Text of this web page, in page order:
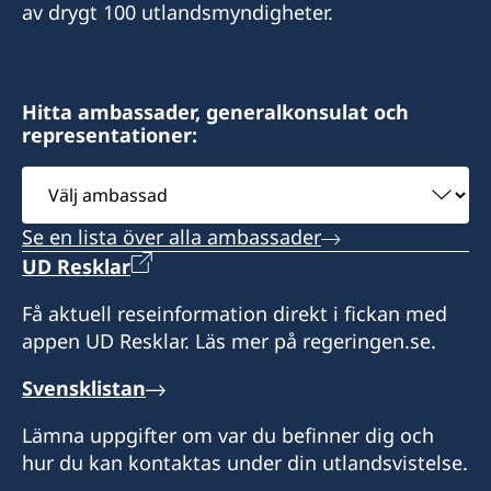
Tel. +52 998 848 8900
kativara@prodigy.net.mx
Alla besök behöver tidsbokas per e-post eller
telefon
Boka tid per tel. eller e-post
M. +52 81 1900 0543
Boka tid via tel eller e-post
Cel +52 1 664 331 8480
Boka tid per e-post eller tel
av drygt 100 utlandsmyndigheter.
Hitta ambassader, generalkonsulat och
representationer:
Välj
ambassad
Se en lista över alla ambassader
UD Resklar
Få aktuell reseinformation direkt i fickan med
appen UD Resklar. Läs mer på regeringen.se.
Svensklistan
Lämna uppgifter om var du befinner dig och
hur du kan kontaktas under din utlandsvistelse.